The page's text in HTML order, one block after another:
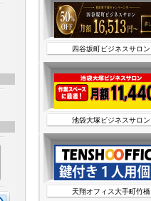
四谷坂町ビジネスサロン
池袋大塚ビジネスサロン
天翔オフィス大手町竹橋